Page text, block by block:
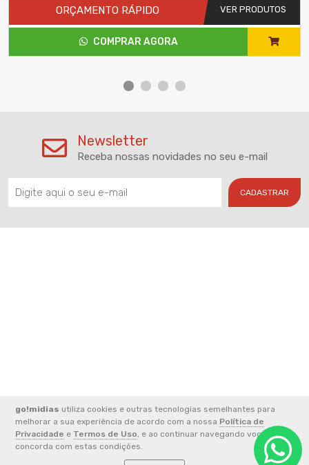
go!midias utiliza cookies e outras tecnologias semelhantes para
melhorar a sua experiência de acordo com a nossa Política de
Privacidade e Termos de Uso, e ao continuar navegando você
concorda com estas condições.
ORÇAMENTO RÁPIDO VER PRODUTOS
COMPRAR AGORA
Newsletter
Receba nossas novidades no seu e-mail
CADASTRAR
2026 © CNPJ: 33.852.824/0001-49 - FERREIRA E ALVES
COMUNICACAO LTDA